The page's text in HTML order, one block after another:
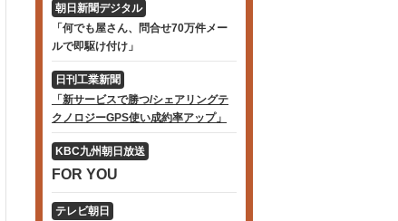
朝日新聞デジタル
「何でも屋さん、問合せ70万件メー
ルで即駆け付け」
日刊工業新聞
「新サービスで勝つ/シェアリングテ
クノロジーGPS使い成約率アップ」
KBC九州朝日放送
FOR YOU
テレビ朝日